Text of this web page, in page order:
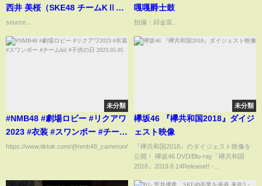
西井 美桜（SKE48 チームKⅡ）
MIO NISHII
source...
嘎嘎爵士鼓
拍攝：邱金富...
未分類
#NMB48 #劇場ロビー #リクアワ
2023 #衣装 #スワンボー #チーム
bii #子供の日 2023.05.05
https://www.tiktok.com/@nmb48_cameron/video/7229564176857959682...
未分類
欅坂46 『欅共和国2018』ダイジ
ェスト映像
『欅共和国2018』のダイジェスト映像を
公開！ 欅坂46 DVD/Blu-ray「欅共和国
2018」2019.8.14Release!! -...